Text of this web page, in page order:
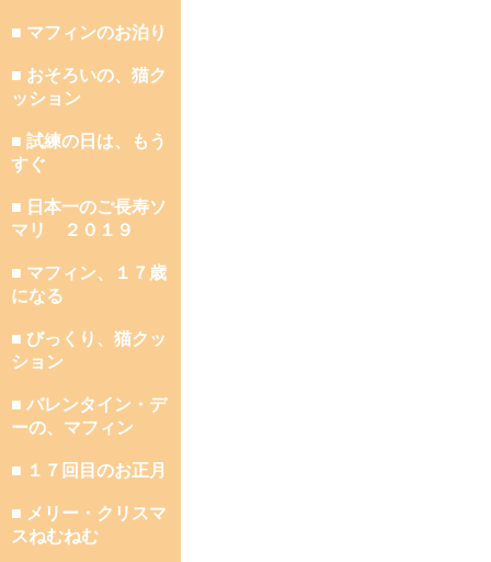
■ マフィンのお泊り
■ おそろいの、猫ク
ッション
■ 試練の日は、もう
すぐ
■ 日本一のご長寿ソ
マリ ２０１９
■ マフィン、１７歳
になる
■ びっくり、猫クッ
ション
■ バレンタイン・デ
ーの、マフィン
■ １７回目のお正月
■ メリー・クリスマ
スねむねむ